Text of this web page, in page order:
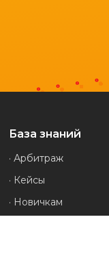
База знаний
· Арбитраж
· Кейсы
· Новичкам